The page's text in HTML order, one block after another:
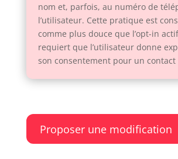
nom et, parfois, au numéro de
l’utilisateur. Cette pratique est
comme plus douce que l’opt-in
requiert que l’utilisateur donne
son consentement pour un contact
Proposer une modification